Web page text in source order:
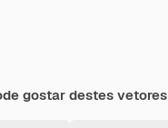
gostar destes vetores